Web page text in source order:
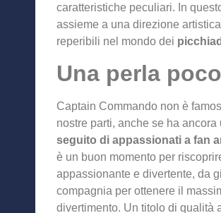
caratteristiche peculiari. In
assieme a una direzione
reperibili nel mondo dei
Una perla
Captain Commando non è
nostre parti, anche se ha ancora
seguito di appassionati a fan
è un buon momento per
appassionante e divertente, da
compagnia per ottenere il
divertimento. Un titolo di qualità